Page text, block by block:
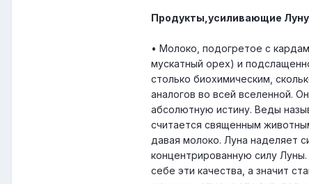
Продукты,усиливающие
• Молоко, подогретое с
мускатный орех) и
столько биохимическим,
аналогов во всей вселенной.
абсолютную истину. Веды
считается священным
давая молоко. Луна наделяет
концентрированную силу
себе эти качества, а значит